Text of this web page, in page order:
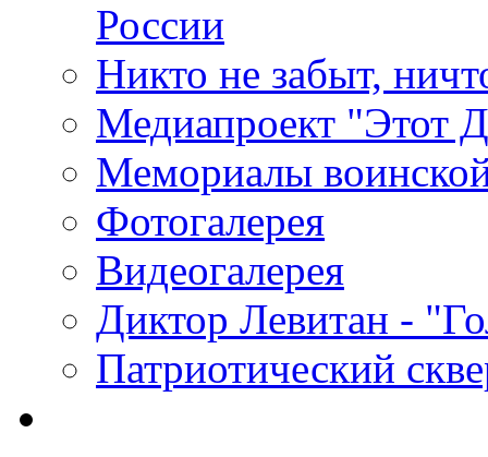
России
Никто не забыт,
Медиапроект "Этот
Мемориалы
Фотогалерея
Видеогалерея
Диктор Левитан -
Патриотический